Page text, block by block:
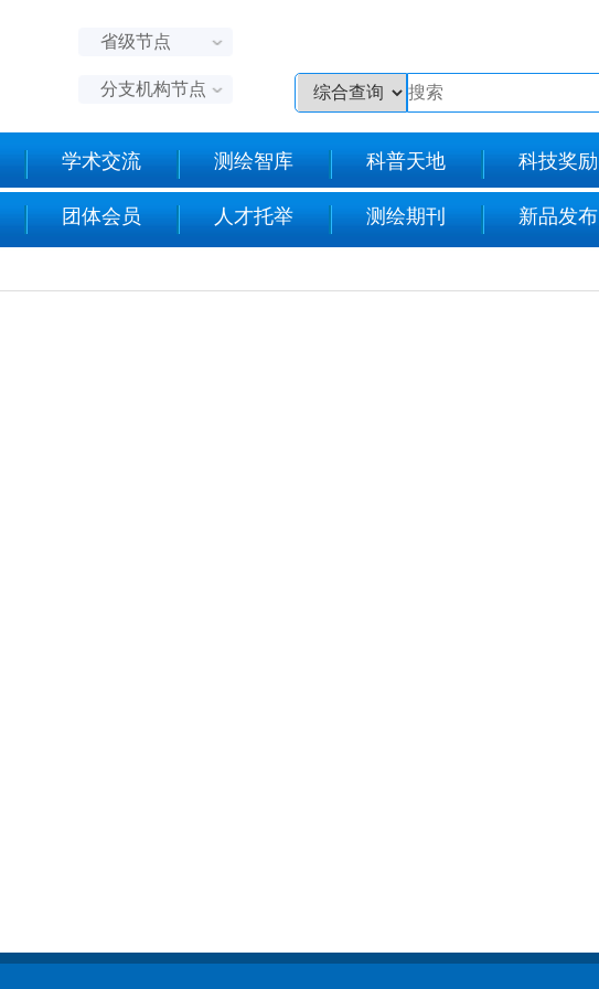
省级节点
分支机构节点
学术交流 测绘智库 科普天地 科技奖励
团体会员 人才托举 测绘期刊 新品发布